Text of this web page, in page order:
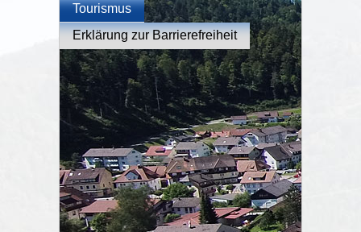
Tourismus
Erklärung zur Barrierefreiheit